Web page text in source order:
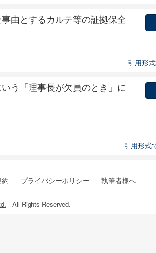
由とするカルテ等の証拠保全
引用形
う「理事長が欠員のとき」に
引用形式
プライバシーポリシー 執筆者様へ
All Rights Reserved.